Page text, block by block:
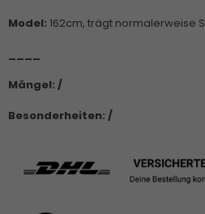
Model: 162cm, trägt normalerweise S
Mängel: /
Besonderheiten: /